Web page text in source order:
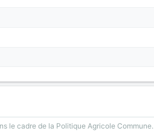
le cadre de la Politique Agricole Commune.